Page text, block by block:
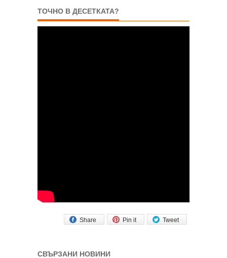
ТОЧНО В ДЕСЕТКАТА?
Tweet
Pin it
Share
СВЪРЗАНИ НОВИНИ